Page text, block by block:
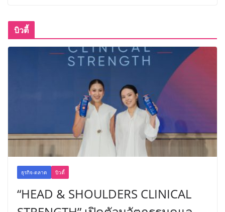
บิวตี้
ธุรกิจ-ตลาด บิวตี้
“HEAD & SHOULDERS CLINICAL